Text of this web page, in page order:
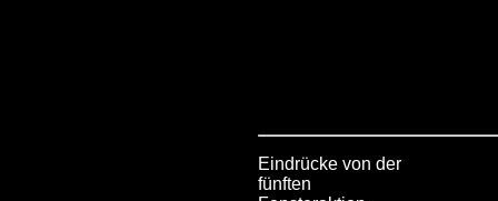
Eindrücke von der
fünften